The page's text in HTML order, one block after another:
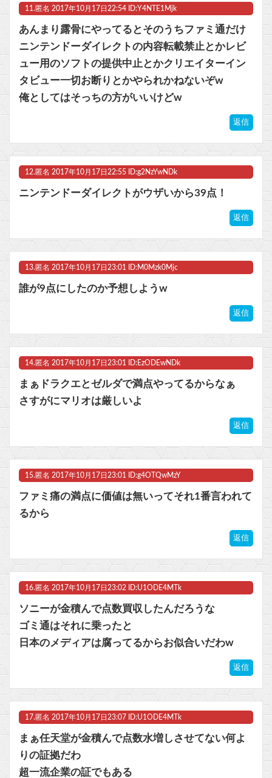
11. 匿名 2017年10月17日22:54 ID:Y4NTE1Mjk
あんまり露骨にやってるとそのうちファミ通だけ
ニンテンドーダイレクトの内容転載禁止とかレビ
ュー用のソフトの提供中止とかクリエイターイン
タビュー一切お断りとかやられかねないぞw
俺としてはそっちの方がいいけどw
返信
12. 匿名 2017年10月17日22:55 ID:g2NzYwNDk
ニンテンドーダイレクトがウザいから39点！
返信
13. 匿名 2017年10月17日23:01 ID:M0Mzk0Mjc
誰が9点にしたのか予想しようw
返信
14. 匿名 2017年10月17日23:01 ID:EzODEwNDk
まぁドラクエとゼルダで満点やってるからなぁ
さすがにマリオは厳しいよ
返信
15. 匿名 2017年10月17日23:01 ID:g4OTQwMzY
ファミ痛の満点に価値は無いってそれ1番言われて
るから
返信
16. 匿名 2017年10月17日23:02 ID:U1ODE4MTk
ソニーが金積んで点数買収したんだろうな
ゴミ通はそれに乗ったと
日本のメディアは腐ってるからお似合いだわw
返信
17. 匿名 2017年10月17日23:07 ID:U1ODE4MTk
まぁ任天堂が金積んで点数水増しさせてない何よ
りの証拠だわ
超一流企業の証でもある